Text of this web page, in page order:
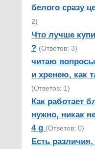
белого сразу
2)
Что лучше
? (Ответов: 3)
читаю
и хренею, как
(Ответов: 1)
Как работает
нужно, никак
4 g (Ответов: 0)
Есть